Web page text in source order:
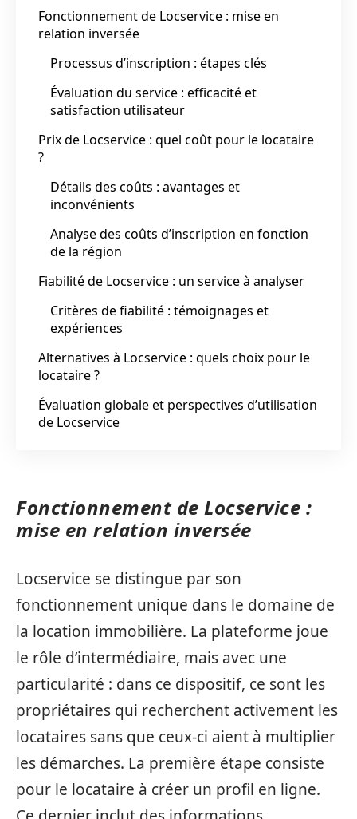
Fonctionnement de Locservice : mise en
relation inversée
Processus d’inscription : étapes clés
Évaluation du service : efficacité et
satisfaction utilisateur
Prix de Locservice : quel coût pour le locataire
?
Détails des coûts : avantages et
inconvénients
Analyse des coûts d’inscription en fonction
de la région
Fiabilité de Locservice : un service à analyser
Critères de fiabilité : témoignages et
expériences
Alternatives à Locservice : quels choix pour le
locataire ?
Évaluation globale et perspectives d’utilisation
de Locservice
Fonctionnement de Locservice :
mise en relation inversée
Locservice se distingue par son
fonctionnement unique dans le domaine de
la location immobilière. La plateforme joue
le rôle d’intermédiaire, mais avec une
particularité : dans ce dispositif, ce sont les
propriétaires qui recherchent activement les
locataires sans que ceux-ci aient à multiplier
les démarches. La première étape consiste
pour le locataire à créer un profil en ligne.